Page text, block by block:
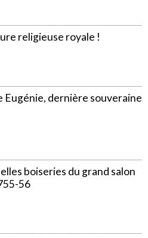
religieuse royale !
Eugénie, dernière souveraine
boiseries du grand salon
56